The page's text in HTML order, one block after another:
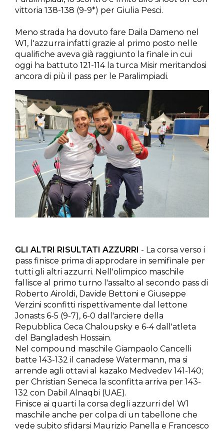
vittoria 138-138 (9-9*) per Giulia Pesci.
Meno strada ha dovuto fare Daila Dameno nel
W1, l'azzurra infatti grazie al primo posto nelle
qualifiche aveva già raggiunto la finale in cui
oggi ha battuto 121-114 la turca Misir meritandosi
ancora di più il pass per le Paralimpiadi.
GLI ALTRI RISULTATI AZZURRI - La corsa verso i
pass finisce prima di approdare in semifinale per
tutti gli altri azzurri. Nell'olimpico maschile
fallisce al primo turno l'assalto al secondo pass di
Roberto Airoldi, Davide Bettoni e Giuseppe
Verzini sconfitti rispettivamente dal lettone
Jonasts 6-5 (9-7), 6-0 dall'arciere della
Repubblica Ceca Chaloupsky e 6-4 dall'atleta
del Bangladesh Hossain.
Nel compound maschile Giampaolo Cancelli
batte 143-132 il canadese Watermann, ma si
arrende agli ottavi al kazako Medvedev 141-140;
per Christian Seneca la sconfitta arriva per 143-
132 con Dabil Alnaqbi (UAE).
Finisce ai quarti la corsa degli azzurri del W1
maschile anche per colpa di un tabellone che
vede subito sfidarsi Maurizio Panella e Francesco